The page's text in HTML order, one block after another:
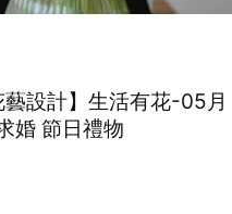
設計】生活有花-05月
婚 節日禮物